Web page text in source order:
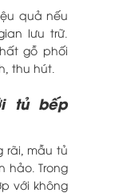
quả nếu
lưu trữ.
gỗ phối
thu hút.
tủ bếp
rãi, mẫu tủ
hảo. Trong
với không